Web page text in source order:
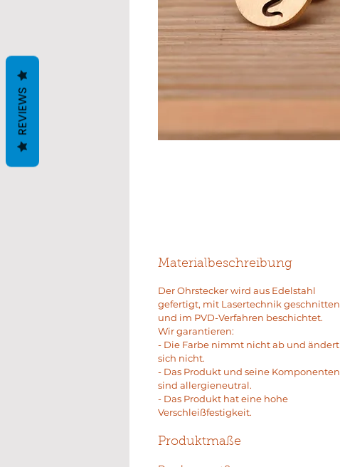
Materialbeschreibung
Der Ohrstecker wird aus Edelstahl
gefertigt, mit Lasertechnik geschnitten
und im PVD-Verfahren beschichtet.
Wir garantieren:
- Die Farbe nimmt nicht ab und ändert
sich nicht.
- Das Produkt und seine Komponenten
sind allergieneutral.
- Das Produkt hat eine hohe
Verschleißfestigkeit.
Produktmaße
REVIEWS